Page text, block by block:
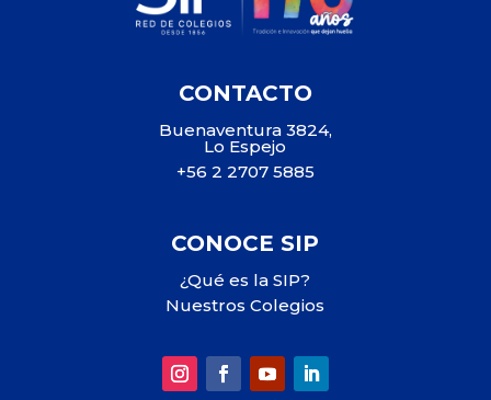
CONTACTO
Buenaventura 3824,
Lo Espejo
+56 2 2707 5885
CONOCE SIP
¿Qué es la SIP?
Nuestros Colegios